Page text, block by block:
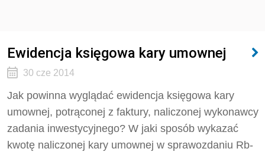
Ewidencja księgowa kary umownej
30 cze 2014
Jak powinna wyglądać ewidencja księgowa kary
umownej, potrąconej z faktury, naliczonej wykonawcy
zadania inwestycyjnego? W jaki sposób wykazać
kwotę naliczonej kary umownej w sprawozdaniu Rb-